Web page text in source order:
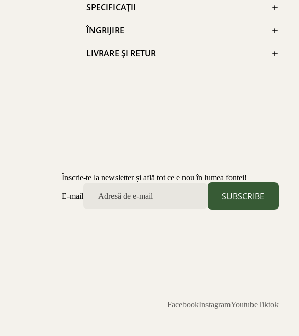
SPECIFICAȚII
ÎNGRIJIRE
LIVRARE ȘI RETUR
Înscrie-te la newsletter și află tot ce e nou în lumea fontei!
E-mail SUBSCRIBE
FacebookInstagramYoutubeTiktok